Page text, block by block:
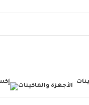
الأجهزة والماكينات